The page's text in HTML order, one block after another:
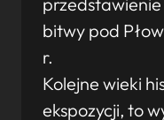
bitwy pod
r.
Kolejne wieki
ekspozycji, to